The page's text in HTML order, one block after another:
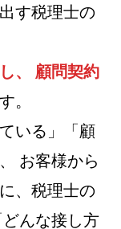
す税理士の
、
顧問契約
。
いる」「顧
お客様から
、税理士の
んな接し方